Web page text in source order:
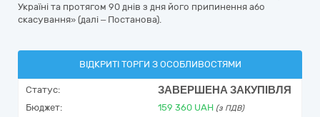
Україні та протягом 90 днів з дня його припинення або
скасування» (далі – Постанова).
ВІДКРИТІ ТОРГИ З ОСОБЛИВОСТЯМИ
Статус: ЗАВЕРШЕНА ЗАКУПІВЛЯ
Бюджет: 159 360 UAH (з ПДВ)